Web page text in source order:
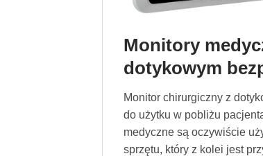
Monitory
dotykowym
Monitor chirurgiczny z
do użytku w pobliżu
medyczne są oczywiście
sprzętu, który z kolei jest